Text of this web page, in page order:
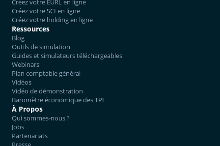
Créez votre EURL en ligne
Créez votre SCI en ligne
Créez votre holding en ligne
Ressources
Blog
Outils de simulation
Guides et simulateurs téléchargeables
Webinars
Plan comptable général
Vidéos
Vidéo de démonstration
Baromètre économique des TPE
À Propos
Qui sommes-nous ?
Jobs
Partenariats